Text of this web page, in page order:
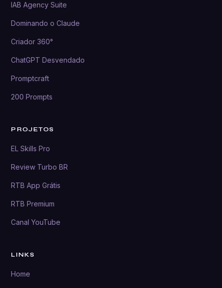
IAB Agency Suite
Dominando o Claude
Criador 360°
ChatGPT Desvendado
Promptcraft
200 Prompts
PROJETOS
EL Skills Pro
Review Turbo BR
RTB App Grátis
RTB Premium
Canal YouTube
LINKS
Home